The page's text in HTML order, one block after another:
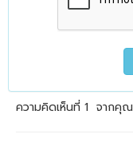
ความคิดเห็นที่ 1 จากคุณ